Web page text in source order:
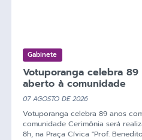
Gabinete
Votuporanga celebra
aberto à comunidade
07 AGOSTO DE 2026
Votuporanga celebra 89 anos
comunidade Cerimônia será
8h, na Praça Cívica "Prof.